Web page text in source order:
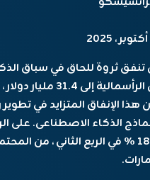
بنسبة 18 ٪ في الربع الثاني ،